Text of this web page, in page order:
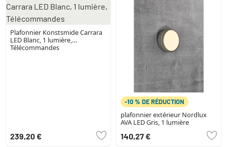
Plafonnier Konstsmide Carrara
LED Blanc, 1 lumière,
Télécommandes
239,20 €
-10 % DE RÉDUCTION
plafonnier extérieur Nordlux
AVA LED Gris, 1 lumière
140,27 €